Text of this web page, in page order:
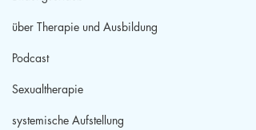
über Therapie und Ausbildung
Podcast
Sexualtherapie
systemische Aufstellung